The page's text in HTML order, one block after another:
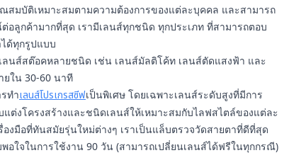
สมบัติเหมาะสมตามความต้องการของแต่ละบุคคล และสามารถ
ลูกค้ามากที่สุด เรามีเลนส์ทุกชนิด ทุกประเภท ที่สามารถตอบ
ด้ทุกรูปแบบ
เลนส์สต๊อคหลายชนิด เช่น เลนส์มัลติโค้ท เลนส์ตัดแสงฟ้า และ
ยใน 30-60 นาที
ทำเลนส์โปรเกรสซีฟเป็นพิเศษ โดยเฉพาะเลนส์ระดับสูงที่มีการ
ต่งโครงสร้างและชนิดเลนส์ให้เหมาะสมกับไลฟสไตล์ของแต่ละ
งมือที่ทันสมัยรุ่นใหม่ต่างๆ เราเป็นแล็บตรวจวัดสายตาที่ดีที่สุด
อใจในการใช้งาน 90 วัน (สามารถเปลี่ยนเลนส์ได้ฟรีในทุกกรณี)